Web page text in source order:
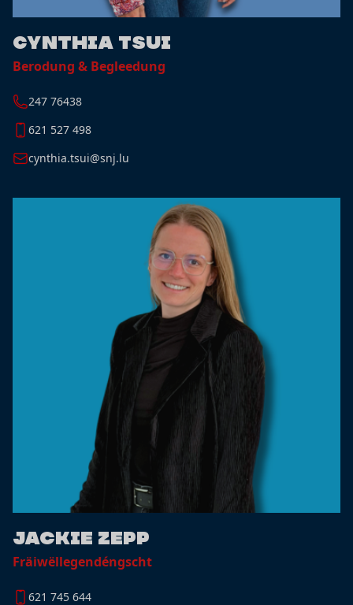
Cynthia Tsui
Berodung & Begleedung
247 76438
621 527 498
cynthia.tsui@snj.lu
Jackie Zepp
Fräiwëllegendéngscht
621 745 644